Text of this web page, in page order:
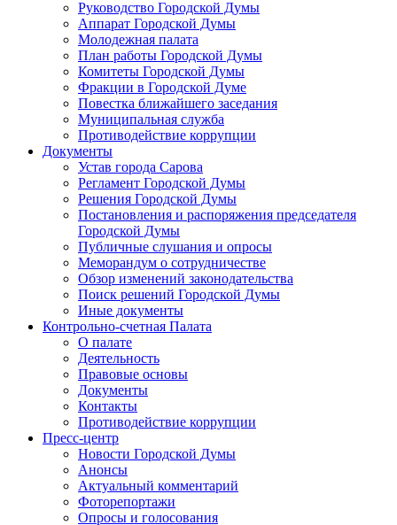
Руководство Городской Думы
Аппарат Городской Думы
Молодежная палата
План работы Городской Думы
Комитеты Городской Думы
Фракции в Городской Думе
Повестка ближайшего заседания
Муниципальная служба
Противодействие коррупции
Документы
Устав города Сарова
Регламент Городской Думы
Решения Городской Думы
Постановления и распоряжения председателя
Городской Думы
Публичные слушания и опросы
Меморандум о сотрудничестве
Обзор изменений законодательства
Поиск решений Городской Думы
Иные документы
Контрольно-счетная Палата
О палате
Деятельность
Правовые основы
Документы
Контакты
Противодействие коррупции
Пресс-центр
Новости Городской Думы
Анонсы
Актуальный комментарий
Фоторепортажи
Опросы и голосования